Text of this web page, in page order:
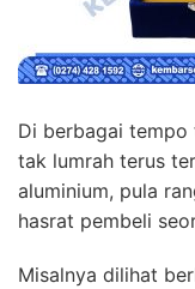
Di berbagai tempo
tak lumrah terus
aluminium, pula
hasrat pembeli
Misalnya dilihat